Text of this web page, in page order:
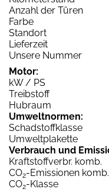
Anzahl der Türen
Farbe
Standort
Lieferzeit
Unsere Nummer
Motor:
kW / PS
Treibstoff
Hubraum
Umweltnormen:
Schadstoffklasse
Umweltplakette
Verbrauch und
Kraftstoffverbr. komb.
CO2-Emissionen komb.
CO2-Klasse